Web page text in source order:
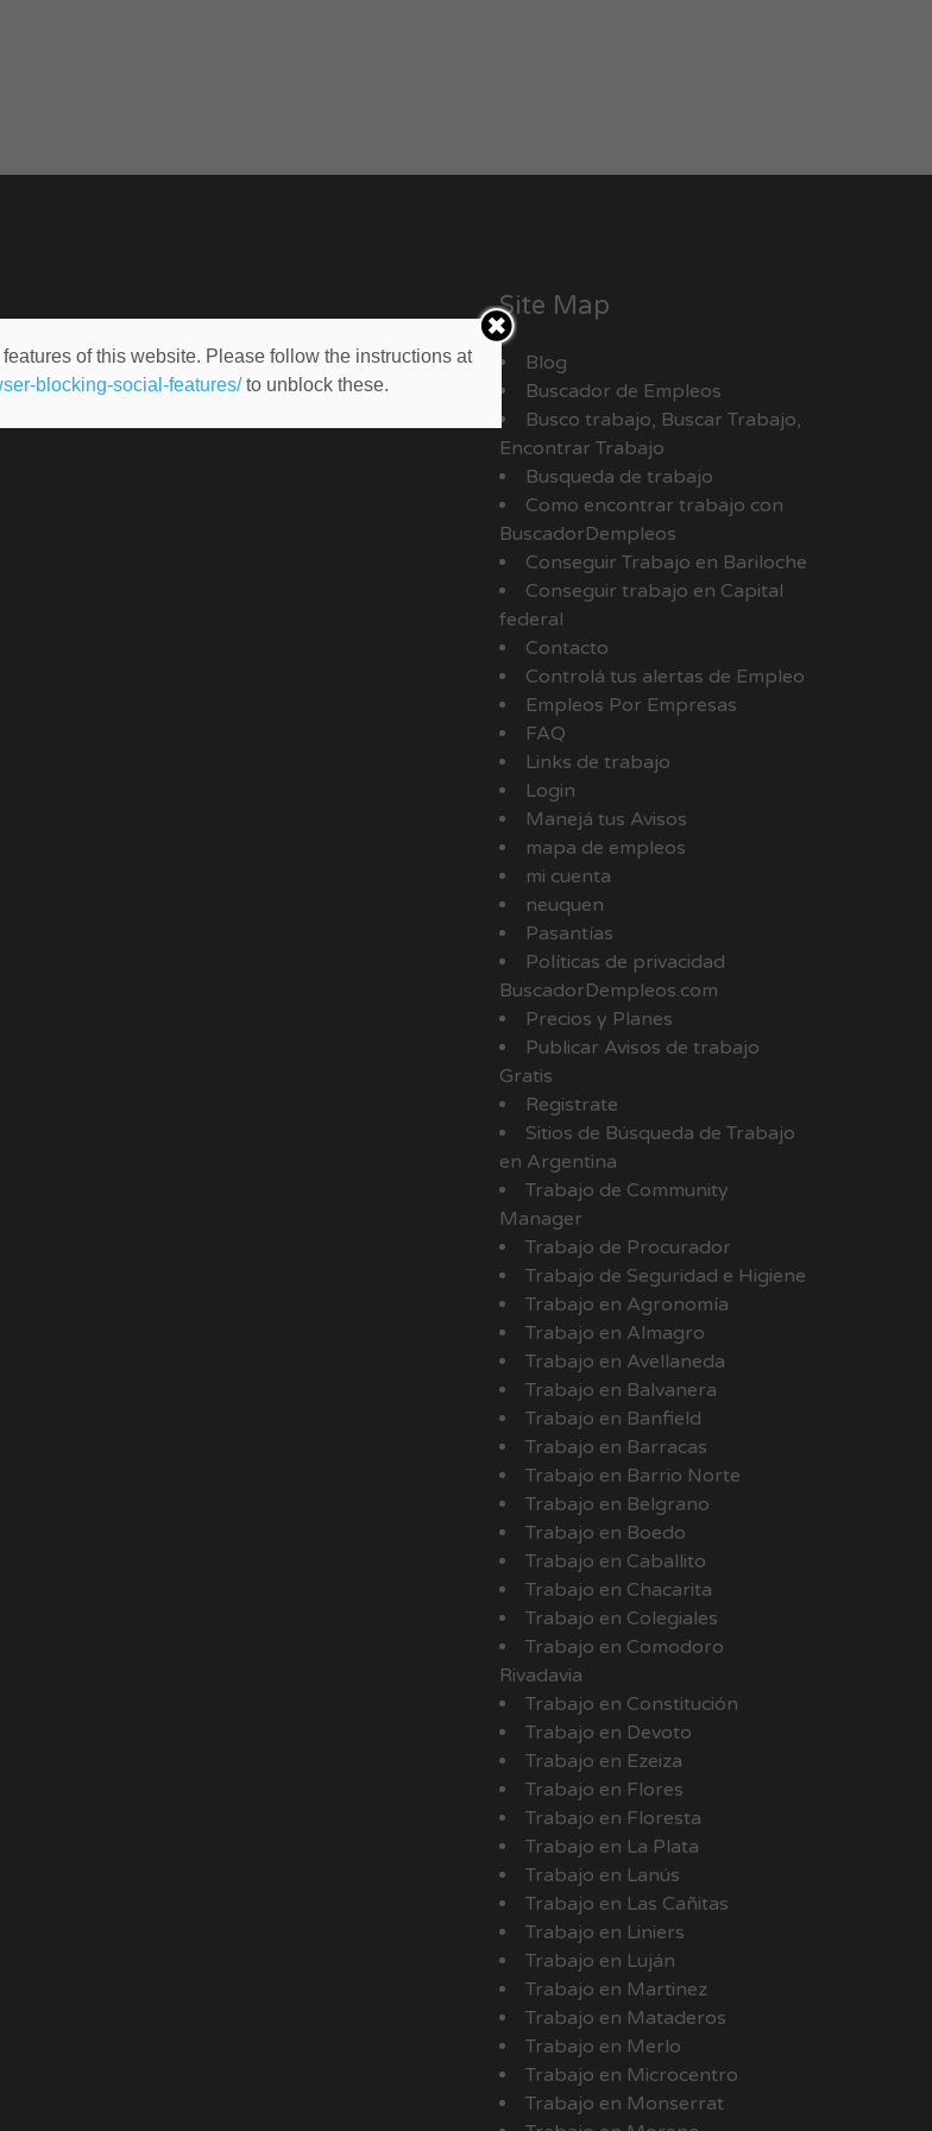
Site Map
Blog
Buscador de Empleos
Busco trabajo, Buscar Trabajo,
Encontrar Trabajo
Busqueda de trabajo
Como encontrar trabajo con
BuscadorDempleos
Conseguir Trabajo en Bariloche
Conseguir trabajo en Capital
federal
Contacto
Controlá tus alertas de Empleo
Empleos Por Empresas
FAQ
Links de trabajo
Login
Manejá tus Avisos
mapa de empleos
mi cuenta
neuquen
Pasantías
Políticas de privacidad
BuscadorDempleos.com
Precios y Planes
Publicar Avisos de trabajo
Gratis
Registrate
Sitios de Búsqueda de Trabajo
en Argentina
Trabajo de Community
Manager
Trabajo de Procurador
Trabajo de Seguridad e Higiene
Trabajo en Agronomía
Trabajo en Almagro
Trabajo en Avellaneda
Trabajo en Balvanera
Trabajo en Banfield
Trabajo en Barracas
Trabajo en Barrio Norte
Trabajo en Belgrano
Trabajo en Boedo
Trabajo en Caballito
Trabajo en Chacarita
Trabajo en Colegiales
Trabajo en Comodoro
Rivadavia
Trabajo en Constitución
Trabajo en Devoto
Trabajo en Ezeiza
Trabajo en Flores
Trabajo en Floresta
Trabajo en La Plata
Trabajo en Lanús
Trabajo en Las Cañitas
Trabajo en Liniers
Trabajo en Luján
Trabajo en Martinez
Trabajo en Mataderos
Trabajo en Merlo
Trabajo en Microcentro
Trabajo en Monserrat
of this website. Please follow the instructions at
blocking-social-features/to unblock these.